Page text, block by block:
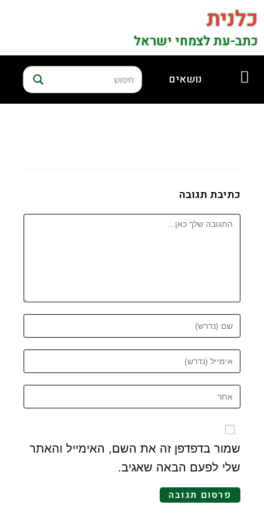
כלנית
כתב-עת לצמחי ישראל
נושאים
כתיבת תגובה
שמור בדפדפן זה את השם, האימייל והאתר
שלי לפעם הבאה שאגיב.